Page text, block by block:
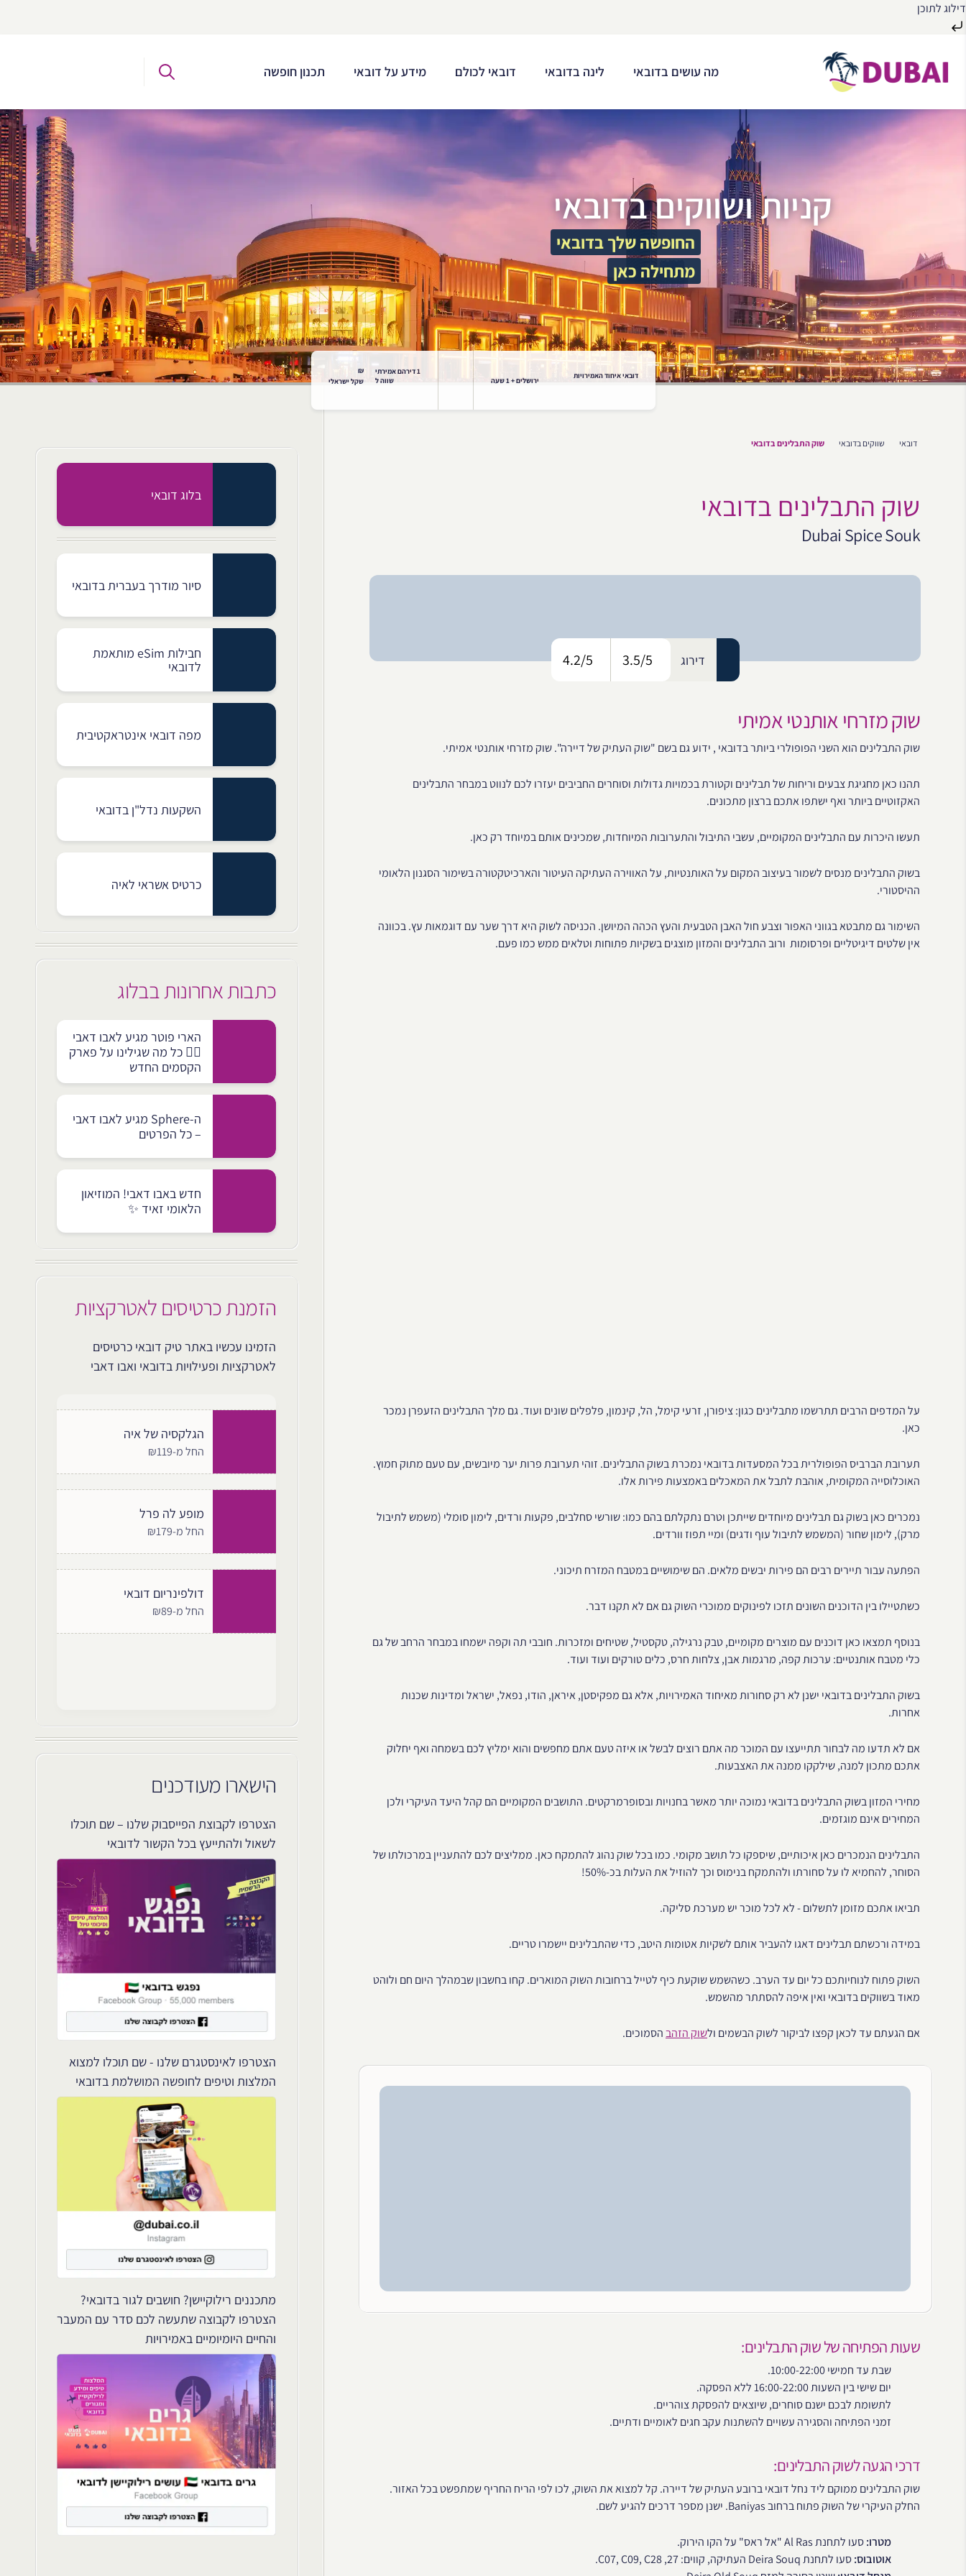
דילוג לתוכן
מה עושים בדובאי לינה בדובאי דובאי לכולם מידע על דובאי תכנון חופשה
קניות ושווקים בדובאי
החופשה שלך בדובאי
מתחילה כאן
דובאי איחוד האמירויות ירושלים + 1 שעה
1 דירהם אמירתי
שווה ל
₪
שקל ישראלי
דובאי שווקים בדובאי שוק התבלינים בדובאי
שוק התבלינים בדובאי
Dubai Spice Souk
דירוג 3.5/5
4.2/5
שוק מזרחי אותנטי אמיתי
שוק התבלינים הוא השני הפופולרי ביותר בדובאי , ידוע גם בשם "שוק העתיק של דיירה". שוק מזרחי אותנטי אמיתי.
תהנו כאן מחגיגת צבעים וריחות של תבלינים וקטורת בכמויות גדולות וסוחרים החביבים יעזרו לכם לנווט במבחר התבלינים
האקזוטיים ביותר ואף ישתפו אתכם ברצון מתכונים.
תעשו היכרות עם התבלינים המקומיים, עשבי התיבול והתערובות המיוחדות, שמכינים אותם במיוחד רק כאן.
בשוק התבלינים מנסים לשמור בעיצוב המקום על האותנטיות, על האווירה העתיקה העיטור והארכיטקטורה בשימור הסגנון הלאומי
ההיסטורי.
השימור גם מתבטא בגווני האפור וצבע חול האבן הטבעית והעץ הכהה המיושן. הכניסה לשוק היא דרך שער עם דוגמאות עץ. בכוונה
אין שלטים דיגיטליים ופרסומות ורוב התבלינים והמזון מוצגים בשקיות פתוחות וטלאים ממש כמו פעם.
על המדפים הרבים תתרשמו מתבלינים כגון: ציפורן, זרעי קימל, הל, קינמון, פלפלים שונים ועוד. גם מלך התבלינים הזעפרן נמכר
כאן.
תערובת הברביס הפופולרית בכל המסעדות בדובאי נמכרת בשוק התבלינים. זוהי תערובת פרות יער מיובשים, עם טעם מתוק חמוץ.
האוכלוסייה המקומית, אוהבת לתבל את המאכלים באמצעות פירות אלו.
נמכרים כאן בשוק גם תבלינים מיוחדים שייתכן וטרם נתקלתם בהם כמו: שורשי סחלבים, פקעות ורדים, לימון סומלי (משמש לתיבול
מרק), לימון שחור (המשמש לתיבול עוף ודגים) ומיי תפוז וורדים.
הפתעה עבור תיירים רבים הם פירות יבשים מלאים. הם שימושיים במטבח המזרח תיכוני.
כשתטיילו בין הדוכנים השונים תזכו לפינוקים ממוכרי השוק גם אם לא תקנו דבר.
בנוסף תמצאו כאן דוכנים עם מוצרים מקומיים, טבק נרגילה, טקסטיל, שטיחים ומזכרות. חובבי תה וקפה ישמחו במבחר הרחב של גם
כלי מטבח אותנטיים: ערכות קפה, מרגמות אבן, צלחות חרס, כלים טורקים ועוד ועוד.
בשוק התבלינים בדובאי ישנן לא רק סחורות מאיחוד האמירויות, אלא גם מפקיסטן, איראן, הודו, נפאל, ישראל ומדינות שכנות
אחרות.
אם לא תדעו מה לבחור תתייעצו עם המוכר מה אתם רוצים לבשל או איזה טעם אתם מחפשים והוא ימליץ לכם בשמחה ואף יחלוק
אתכם מתכון למנה, שילקקו ממנה את האצבעות.
מחירי המזון בשוק התבלינים בדובאי נמוכה יותר מאשר בחנויות ובסופרמרקטים. התושבים המקומיים הם קהל היעד העיקרי ולכן
המחירים אינם מוגזמים.
התבלינים הנמכרים כאן איכותיים, שיספקו כל תושב מקומי. כמו בכל שוק נהוג להתמקח כאן. ממליצים לכם להתעניין במרכולתו של
הסוחר, להחמיא לו על סחורתו ולהתמקח בנימוס וכך להוזיל את העלות בכ-50%!
תביאו אתכם מזומן לתשלום - לא לכל מוכר יש מערכת סליקה.
במידה ורכשתם תבלינים דאגו להעביר אותם לשקיות אטומות היטב, כדי שהתבלינים יישמרו טריים.
השוק פתוח לנוחיותכם כל יום עד הערב. כשהשמש שוקעת כיף לטייל ברחובות השוק המוארים. קחו בחשבון שבמהלך היום חם ולוהט
מאוד בשווקים בדובאי ואין איפה להסתתר מהשמש.
אם הגעתם עד לכאן קפצו לביקור לשוק הבשמים ולשוק הזהבהסמוכים.
שעות הפתיחה של שוק התבלינים:
שבת עד חמישי 10:00-22:00.
יום שישי בין השעות 16:00-22:00 ללא הפסקה.
לתשומת לבכם ישנם סוחרים, שיוצאים להפסקת צוהריים.
זמני הפתיחה והסגירה עשויים להשתנות עקב חגים לאומיים ודתיים.
דרכי הגעה לשוק התבלינים:
שוק התבלינים ממוקם ליד נחל דובאי ברובע העתיק של דיירה. קל למצוא את השוק, לכו לפי הריח החריף שמתפשט בכל האזור.
החלק העיקרי של השוק פתוח ברחוב Baniyas. ישנן מספר דרכים להגיע לשם.
מטרו:סעו לתחנת Al Ras "אל ראס" על הקו הירוק.
אוטובוס:סעו לתחנת Deira Souq העתיקה, קווים: 27, C07, C09, C28.
בלוג דובאי
סיור מודרך בעברית בדובאי
חבילות eSim מותאמת
לדובאי
מפה דובאי אינטראקטיבית
השקעות נדל"ן בדובאי
כרטיס אשראי לאיה
כתבות אחרונות בבלוג
הארי פוטר מגיע לאבו דאבי
🧙‍♂️ כל מה שגילינו על פארק
הקסמים החדש
ה-Sphere מגיע לאבו דאבי
– כל הפרטים
חדש באבו דאבי! המוזיאון
הלאומי זאיד ✨
הזמנת כרטיסים לאטרקציות
הזמינו עכשיו באתר טיק דובאי כרטיסים
לאטרקציות ופעילויות בדובאי ואבו דאבי
הגלקסיה של איה
החל מ-₪119
מופע לה פרל
החל מ-₪179
דולפינריום דובאי
החל מ-₪89
הישארו מעודכנים
הצטרפו לקבוצת הפייסבוק שלנו – שם תוכלו
לשאול ולהתייעץ בכל הקשור לדובאי
הצטרפו לאינסטגרם שלנו - שם תוכלו למצוא
המלצות וטיפים לחופשה המושלמת בדובאי
מתכננים רילוקיישן? חושבים לגור בדובאי?
הצטרפו לקבוצה שתעשה לכם סדר עם המעבר
והחיים היומיומיים באמירויות